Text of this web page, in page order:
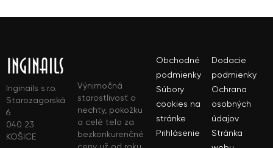
Inginails s.r.o.
Starozagorská
6
040 23
KOŠICE
Výnimočná
starostlivosť o
nechty, pokožku
a celé telo za
bezkonkurenčné
Obchodné
podmienky
Dodacie
podmienky
Súbory
cookies na
stránke
Ochrana
osobných
údajov
Prihlásenie
Stránka